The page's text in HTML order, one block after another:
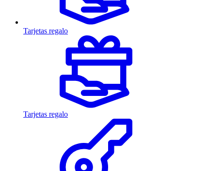
Tarjetas regalo
Tarjetas regalo